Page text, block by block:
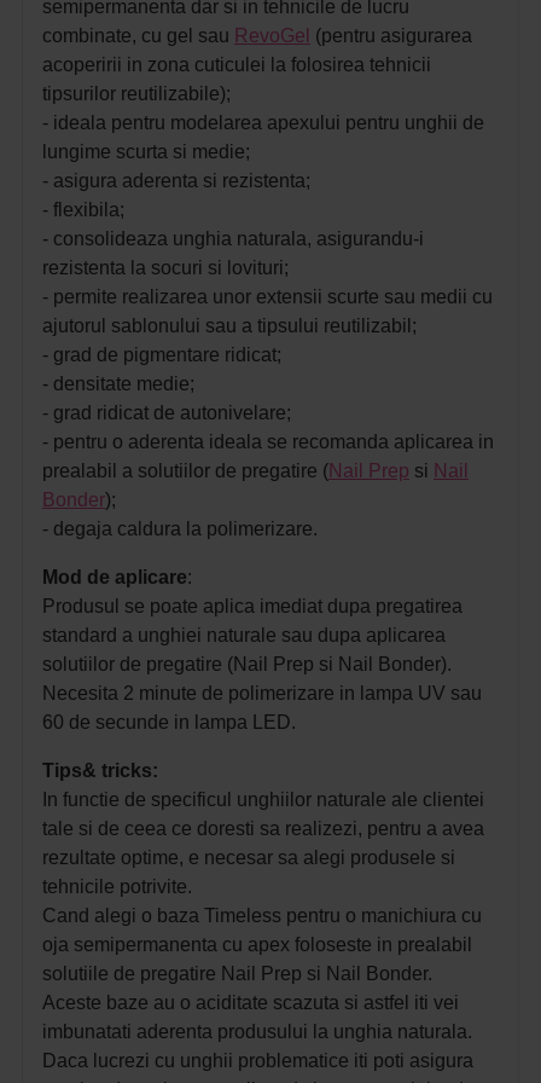
semipermanenta dar si in tehnicile de lucru
combinate, cu gel sau RevoGel (pentru asigurarea
acoperirii in zona cuticulei la folosirea tehnicii
tipsurilor reutilizabile);
- ideala pentru modelarea apexului pentru unghii de
lungime scurta si medie;
- asigura aderenta si rezistenta;
- flexibila;
- consolideaza unghia naturala, asigurandu-i
rezistenta la socuri si lovituri;
- permite realizarea unor extensii scurte sau medii cu
ajutorul sablonului sau a tipsului reutilizabil;
- grad de pigmentare ridicat;
- densitate medie;
- grad ridicat de autonivelare;
- pentru o aderenta ideala se recomanda aplicarea in
prealabil a solutiilor de pregatire (Nail Prep si Nail
Bonder);
- degaja caldura la polimerizare.
Mod de aplicare:
Produsul se poate aplica imediat dupa pregatirea
standard a unghiei naturale sau dupa aplicarea
solutiilor de pregatire (Nail Prep si Nail Bonder).
Necesita 2 minute de polimerizare in lampa UV sau
60 de secunde in lampa LED.
Tips& tricks:
In functie de specificul unghiilor naturale ale clientei
tale si de ceea ce doresti sa realizezi, pentru a avea
rezultate optime, e necesar sa alegi produsele si
tehnicile potrivite.
Cand alegi o baza Timeless pentru o manichiura cu
oja semipermanenta cu apex foloseste in prealabil
solutiile de pregatire Nail Prep si Nail Bonder.
Aceste baze au o aciditate scazuta si astfel iti vei
imbunatati aderenta produsului la unghia naturala.
Daca lucrezi cu unghii problematice iti poti asigura